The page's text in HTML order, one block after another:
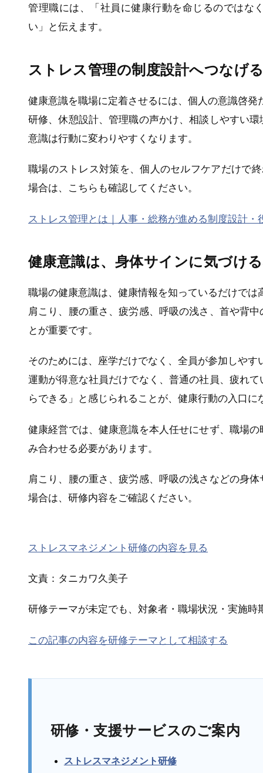
管理職には、「社員に健康行動を命じるのではな
い」と伝えます。
ストレス管理の制度設計へつなげ
健康意識を職場に定着させるには、個人の意識啓
研修、休憩設計、管理職の声かけ、相談しやすい
意識は行動に変わりやすくなります。
職場のストレス対策を、個人のセルフケアだけで
場合は、こちらも確認してください。
ストレス管理とは｜人事・総務が進める制度設計・
健康意識は、身体サインに気づけ
職場の健康意識は、健康情報を知っているだけでは
肩こり、腰の重さ、疲労感、呼吸の浅さ、首や背
とが重要です。
そのためには、座学だけでなく、全員が参加しやす
運動が得意な社員だけでなく、普通の社員、疲れ
らできる」と感じられることが、健康行動の入口に
健康経営では、健康意識を本人任せにせず、職場
み合わせる必要があります。
肩こり、腰の重さ、疲労感、呼吸の浅さなどの身
場合は、研修内容をご確認ください。
ストレスマネジメント研修の内容を見る
文責：タニカワ久美子
研修テーマが未定でも、対象者・職場状況・実施時
この記事の内容を研修テーマとして相談する
研修・支援サービスのご案内
ストレスマネジメント研修